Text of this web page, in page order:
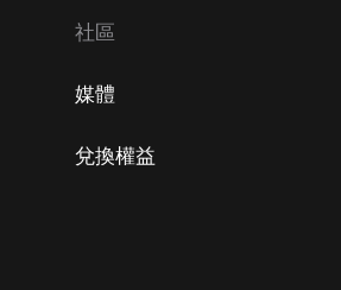
社區
媒體
兌換權益